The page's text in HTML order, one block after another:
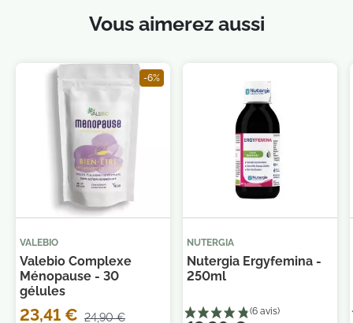
Vous aimerez aussi
-6%
VALEBIO
Valebio Complexe
Ménopause - 30
gélules
23,41 € 24,90 €
NUTERGIA
Nutergia Ergyfemina -
250ml